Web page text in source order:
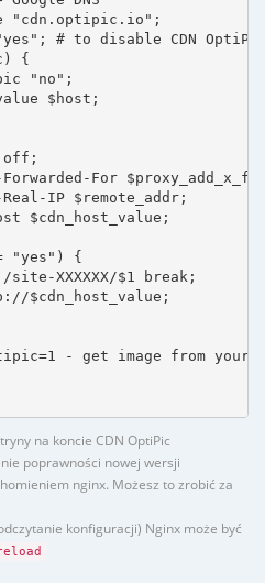
"cdn.optipic.io";
# to disable CDN
{
"no";
$host;
For
IP $remote_addr;
$cdn_host_value;
"yes") {
site-XXXXXX/$1 break;
$cdn_host_value;
- get image from your
na koncie CDN OptiPic
poprawności nowej wersji
nginx. Możesz to zrobić za
konfiguracji) Nginx może być